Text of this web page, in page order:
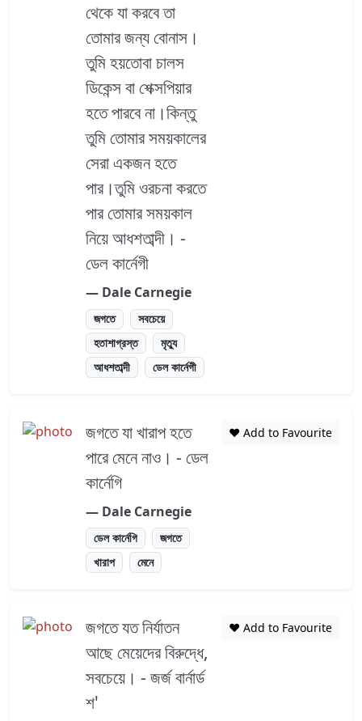
থেকে যা করবে তা
তোমার জন্য বোনাস।
তুমি হয়তোবা চালস
ডিকেন্স বা শেক্সপিয়ার
হতে পারবে না।কিন্তু
তুমি তোমার সময়কালের
সেরা একজন হতে
পার।তুমি ওরচনা করতে
পার তোমার সময়কাল
নিয়ে আধশতাব্দী। -
ডেল কার্নেগী
― Dale Carnegie
জগতে
সবচেয়ে
হতাশাগ্রস্ত
মৃত্যু
আধশতাব্দী
ডেল কার্নেগী
জগতে যা খারাপ হতে
পারে মেনে নাও। - ডেল
কার্নেগি
― Dale Carnegie
ডেল কার্নেগি
জগতে
খারাপ
মেনে
❤️ Add to Favourite
জগতে যত নির্যাতন
আছে মেয়েদের বিরুদ্ধে,
সবচেয়ে। - জর্জ বার্নার্ড
শ'
❤️ Add to Favourite